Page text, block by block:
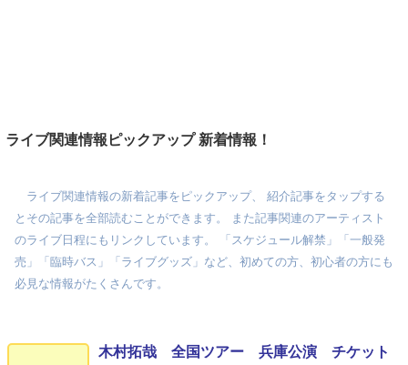
ライブ関連情報ピックアップ 新着情報！
ライブ関連情報の新着記事をピックアップ、 紹介記事をタップする
とその記事を全部読むことができます。 また記事関連のアーティスト
のライブ日程にもリンクしています。 「スケジュール解禁」「一般発
売」「臨時バス」「ライブグッズ」など、初めての方、初心者の方にも
必見な情報がたくさんです。
木村拓哉 全国ツアー 兵庫公演 チケット